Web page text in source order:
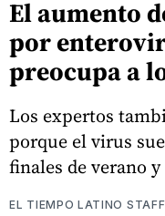
El aumento
por
preocupa a
Los expertos
porque el virus
finales de verano
EL TIEMPO LATINO STAFF